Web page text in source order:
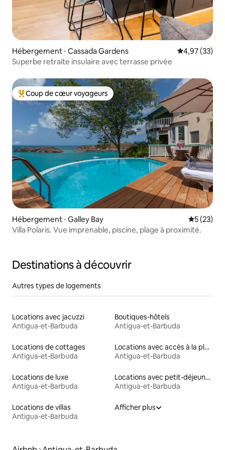
Hébergement ⋅ Cassada Gardens Évaluation
4,97 (33)
Superbe retraite insulaire avec terrasse privée
Coups de cœur voyageurs les plus appréciés
Coup de cœur voyageurs
Hébergement ⋅ Galley Bay
5 (23)
Villa Polaris. Vue imprenable, piscine, plage à proximité.
Destinations à découvrir
Autres types de logements
Locations avec jacuzzi
Antigua-et-Barbuda
Boutiques-hôtels
Antigua-et-Barbuda
Locations de cottages
Antigua-et-Barbuda
Locations avec accès à la plage
Antigua-et-Barbuda
Locations de luxe
Antigua-et-Barbuda
Locations avec petit-déjeuner
Antigua-et-Barbuda
Locations de villas
Antigua-et-Barbuda
Afficher plus